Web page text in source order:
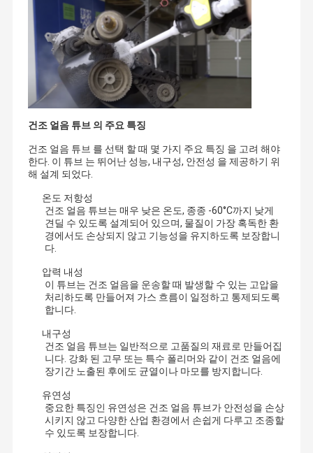
건조 얼음 튜브 의 주요 특징
건조 얼음 튜브 를 선택 할 때 몇 가지 주요 특징 을 고려 해야
한다. 이 튜브 는 뛰어난 성능, 내구성, 안전성 을 제공하기 위
해 설계 되었다.
온도 저항성
건조 얼음 튜브는 매우 낮은 온도, 종종 -60°C까지 낮게
견딜 수 있도록 설계되어 있으며, 물질이 가장 혹독한 환
경에서도 손상되지 않고 기능성을 유지하도록 보장합니
다.
압력 내성
이 튜브는 건조 얼음을 운송할 때 발생할 수 있는 고압을
처리하도록 만들어져 가스 흐름이 일정하고 통제되도록
합니다.
내구성
건조 얼음 튜브는 일반적으로 고품질의 재료로 만들어집
니다. 강화 된 고무 또는 특수 폴리머와 같이 건조 얼음에
장기간 노출된 후에도 균열이나 마모를 방지합니다.
유연성
중요한 특징인 유연성은 건조 얼음 튜브가 안전성을 손상
시키지 않고 다양한 산업 환경에서 손쉽게 다루고 조종할
수 있도록 보장합니다.